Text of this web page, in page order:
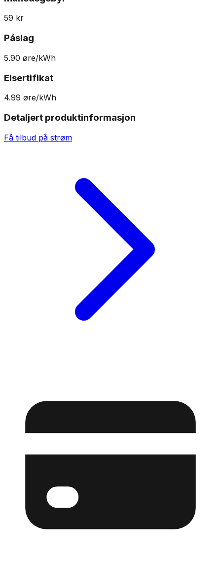
59 kr
Påslag
5.90 øre/kWh
Elsertifikat
4.99 øre/kWh
Detaljert produktinformasjon
Få tilbud på strøm